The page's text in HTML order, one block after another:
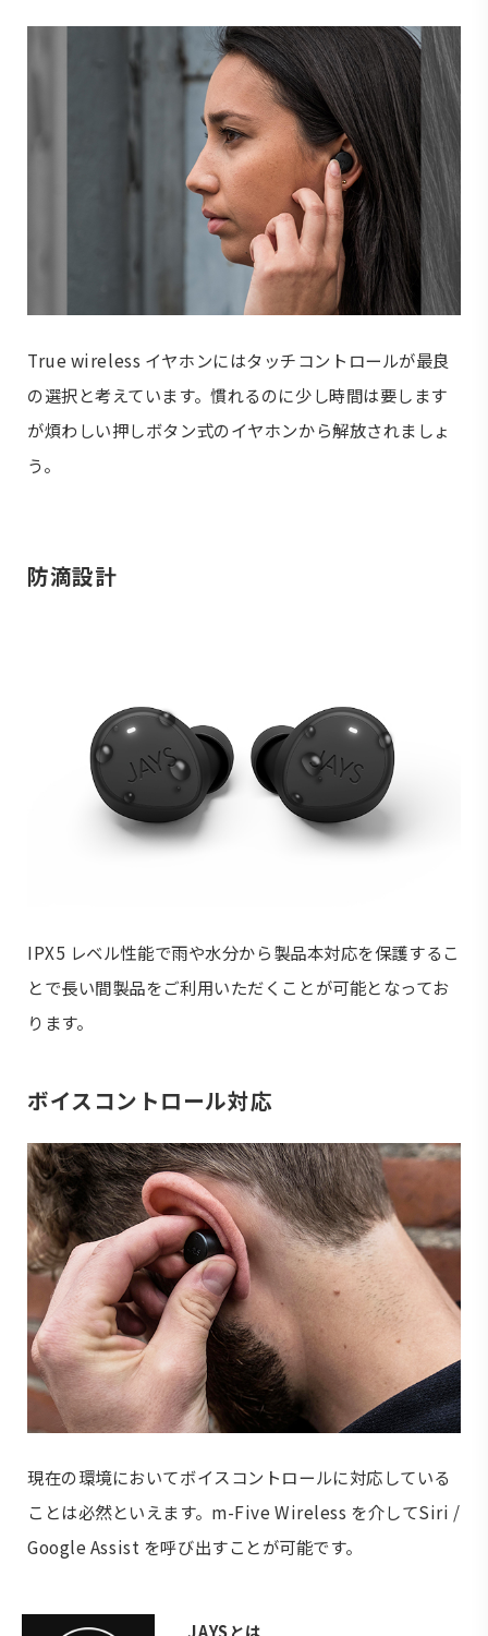
True wireless イヤホンにはタッチコントロールが最良
の選択と考えています。慣れるのに少し時間は要します
が煩わしい押しボタン式のイヤホンから解放されましょ
う。
防滴設計
IPX5 レベル性能で雨や水分から製品本対応を保護するこ
とで長い間製品をご利用いただくことが可能となってお
ります。
ボイスコントロール対応
現在の環境においてボイスコントロールに対応している
ことは必然といえます。m-Five Wireless を介してSiri /
Google Assist を呼び出すことが可能です。
JAYSとは